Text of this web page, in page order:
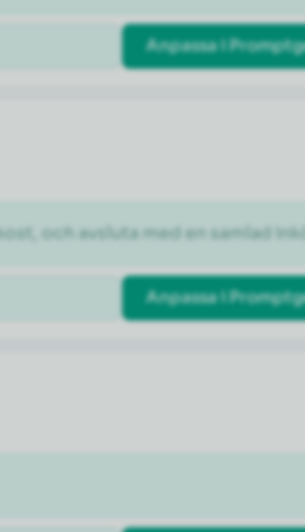
Anpassa i
och avsluta med en samlad
Anpassa i